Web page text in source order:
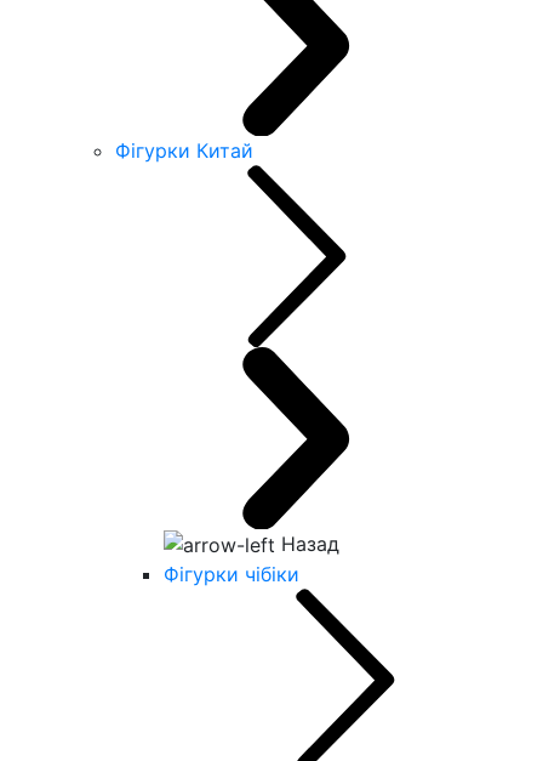
Фігурки Китай
Назад
Фігурки чібіки